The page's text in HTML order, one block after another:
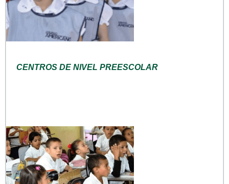
CENTROS DE NIVEL PREESCOLAR